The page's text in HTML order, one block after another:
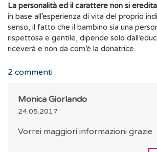
La personalità ed il carattere non si
in base all’esperienza di vita del proprio
senso, il fatto che il bambino sia una
rispettosa e gentile, dipende solo
riceverà e non da com’è la donatrice.
2 commenti
Monica Giorlando
24.05.2017
Vorrei maggiori informazioni grazie